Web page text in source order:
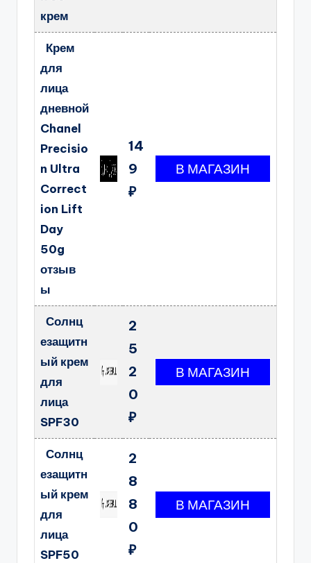
крем
Крем
для
лица
дневной
Chanel
Precisio
n Ultra
Correct
ion Lift
Day
50g
отзыв
ы
14
9
₽
Солнц
езащитн
ый крем
для
лица
SPF30
2
5
2
0
₽
Солнц
езащитн
ый крем
для
лица
SPF50
2
8
8
0
₽